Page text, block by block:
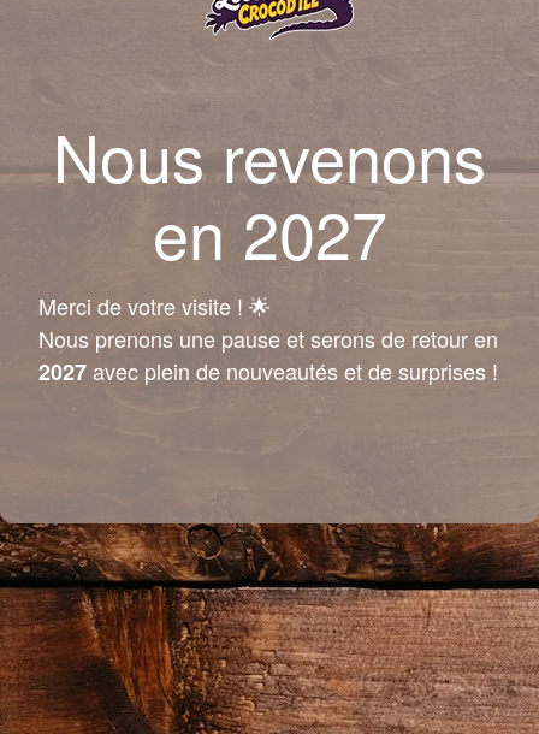
Nous revenons
en 2027
Merci de votre visite ! 🌟
Nous prenons une pause et serons de retour en
2027avec plein de nouveautés et de surprises !